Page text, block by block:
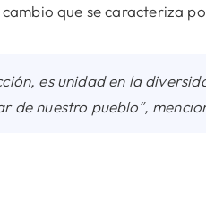
que se caracteriza
es unidad en la
de nuestro pueblo”,